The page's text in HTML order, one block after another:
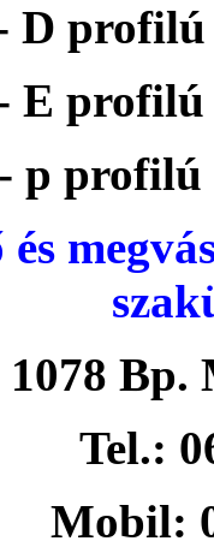
D profilú
E profilú
- p profilú
és
1078 Bp.
Tel.:
Mobil: